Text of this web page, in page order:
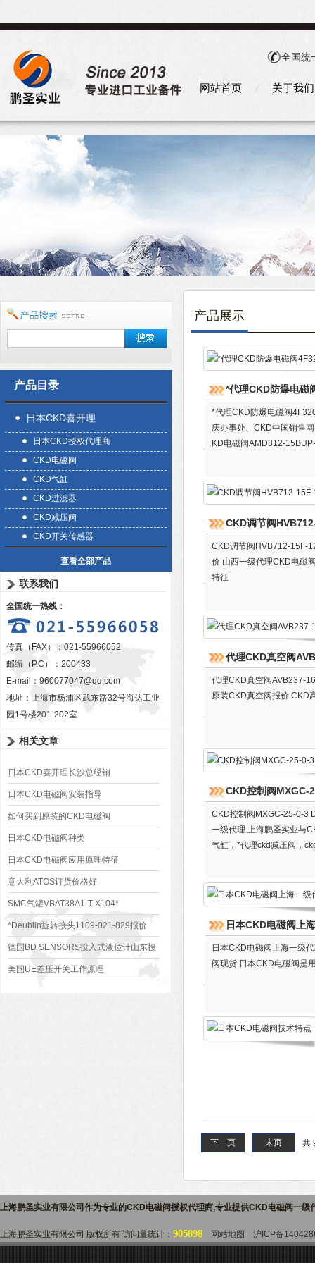
全国统
网站首页 关于我们
产品目录
日本CKD喜开理
日本CKD授权代理商
CKD电磁阀
CKD气缸
CKD过滤器
CKD减压阀
CKD开关传感器
查看全部产品
联系我们
全国统一热线：
传真（FAX）：021-55966052
邮编（P.C）：200433
E-mail： 960077047@qq.com
地址：上海市杨浦区武东路32号海达工业
园1号楼201-202室
相关文章
日本CKD喜开理长沙总经销
日本CKD电磁阀安装指导
如何买到原装的CKD电磁阀
日本CKD电磁阀种类
日本CKD电磁阀应用原理特征
意大利ATOS订货价格好
SMC气罐VBAT38A1-T-X104*
*Deublin旋转接头1109-021-829报价
德国BD SENSORS投入式液位计山东授
权代理商
美国UE差压开关工作原理
产品展示
*代理CKD防爆电磁
*代理CKD防爆电磁阀
庆办事处、CKD中国销售
KD电磁阀AMD312-
CKD调节阀
CKD调节阀HVB712-15F-
价 山西一级代理CKD电磁
特征
代理CKD真空阀
代理CKD真空阀AVB237-
原装CKD真空阀报价 CKD
CKD控制阀MXGC-
CKD控制阀MXGC-25-0-3
一级代理 上海鹏圣实业与
气缸，*代理ckd减压阀，
日本CKD电磁阀上
日本CKD电磁阀上海一级
阀现货 日本CKD电磁阀是
共
下一页 末页
上海鹏圣实业有限公司作为专业的CKD电磁阀授权代理商,专业提供CKD电磁阀一级
上海鹏圣实业有限公司 版权所有 访问量统计： 905898 网站地图 沪ICP备